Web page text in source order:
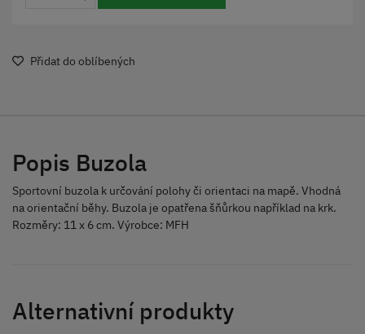
Přidat do oblíbených
Popis Buzola
Sportovní buzola k určování polohy či orientaci na mapě. Vhodná
na orientační běhy. Buzola je opatřena šňůrkou například na krk.
Rozměry: 11 x 6 cm. Výrobce: MFH
Alternativní produkty